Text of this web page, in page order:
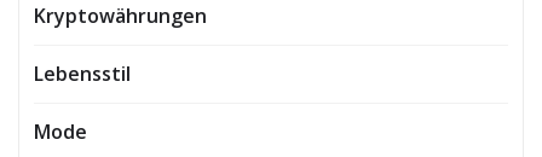
Kryptowährungen
Lebensstil
Mode